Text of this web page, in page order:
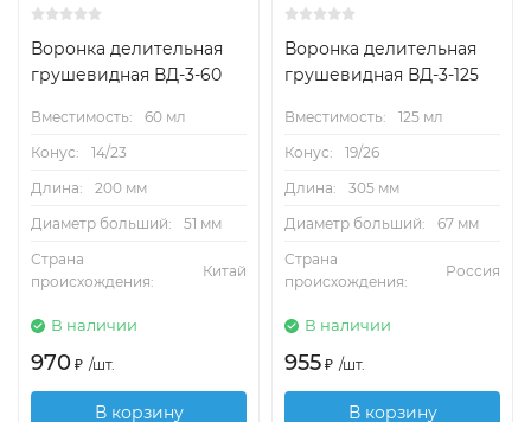
Воронка делительная
грушевидная ВД-3-60
Вместимость:
60 мл
Конус:
14/23
Длина:
200 мм
Диаметр больший:
51 мм
Страна
происхождения:
Китай
В наличии
970 ₽ /шт.
В корзину
Воронка делительная
грушевидная ВД-3-125
Вместимость:
125 мл
Конус:
19/26
Длина:
305 мм
Диаметр больший:
67 мм
Страна
происхождения:
Россия
В наличии
955 ₽ /шт.
В корзину